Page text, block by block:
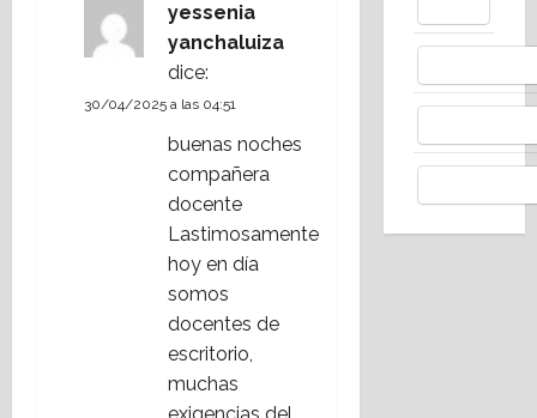
yessenia
yanchaluiza
dice:
30/04/2025 a las 04:51
buenas noches
compañera
docente
Lastimosamente
hoy en día
somos
docentes de
escritorio,
muchas